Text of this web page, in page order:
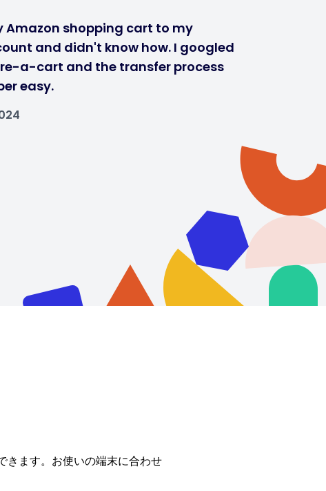
Amazon shopping cart to my
and didn't know how. I googled
a-cart and the transfer process
easy.
きます。お使いの端末に合わせ